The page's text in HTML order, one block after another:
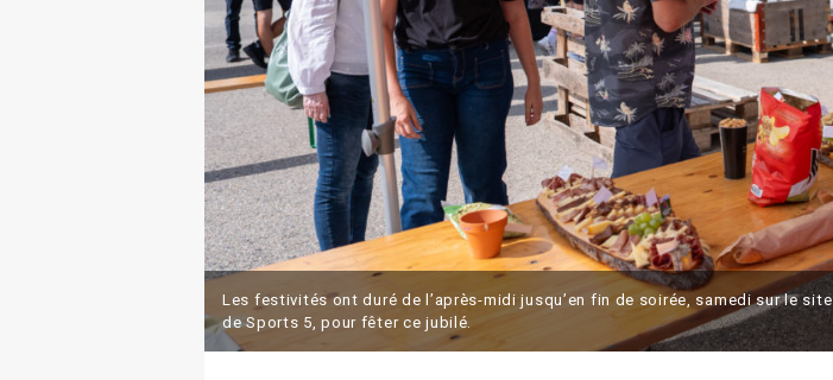
Les festivités ont duré de l’après-midi jusqu’en fin de soirée, samedi sur le site
de Sports 5, pour fêter ce jubilé.